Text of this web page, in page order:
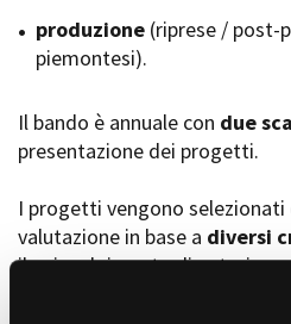
BOOK DATABASE
NEWS
CASTING
Amministrazione trasparente
Bandi e gare
produzione (riprese / post-
piemontesi).
Il bando è annuale con due
presentazione dei progetti.
I progetti vengono selezionati
valutazione in base a diversi
il coinvolgimento di autori,
torinesi e piemontesi, i co-